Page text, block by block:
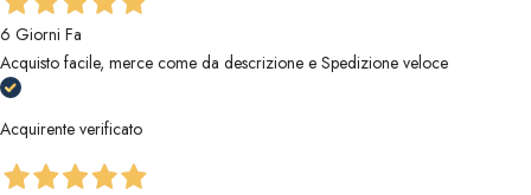
6 Giorni Fa
Acquisto facile, merce come da descrizione e Spedizione veloce
Acquirente verificato